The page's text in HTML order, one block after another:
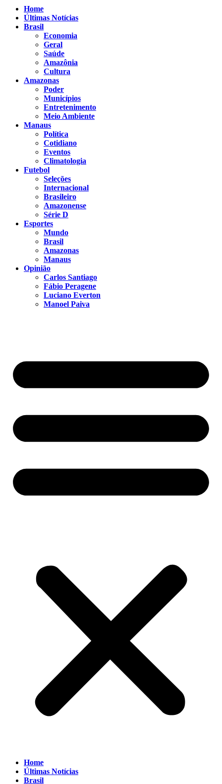
Home
Últimas Notícias
Brasil
Economia
Geral
Saúde
Amazônia
Cultura
Amazonas
Poder
Municípios
Entretenimento
Meio Ambiente
Manaus
Política
Cotidiano
Eventos
Climatologia
Futebol
Seleções
Internacional
Brasileiro
Amazonense
Série D
Esportes
Mundo
Brasil
Amazonas
Manaus
Opinião
Carlos Santiago
Fábio Peragene
Luciano Everton
Manoel Paiva
Home
Últimas Notícias
Brasil